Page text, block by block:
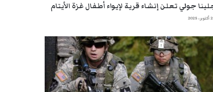
جولي تعلن إنشاء قرية لإيواء أطفال غزة الأيتام
2025